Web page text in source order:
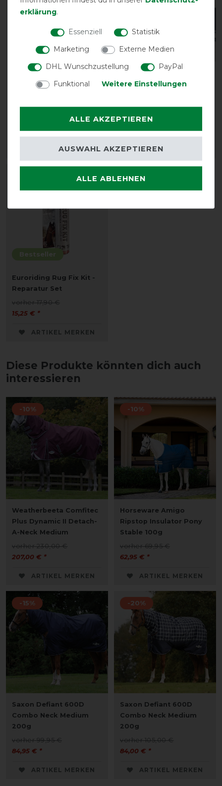
Weatherbeeta
Bauchgurt-Schnallen 6er
vorher 3,45 €
ARTIKEL MERKEN
Weatherbeeta 1200D
Breite Lasche
4er-Set
vorher 120,00 €
108,00 € *
ARTIKEL MERKEN
Bestseller
Euroriding Rug Fix Kit -
Reparatur Set
vorher 17,90 €
15,25 € *
ARTIKEL MERKEN
Diese Produkte könnten dich auch
interessieren
-10%
Weatherbeeta Comfitec
Plus Dynamic II Detach-
A-Neck Medium
vorher 230,00 €
207,00 € *
ARTIKEL MERKEN
-10%
Horseware Amigo
Ripstop Insulator Pony
Stable 100g
vorher 69,95 €
62,95 € *
ARTIKEL MERKEN
-15%
Saxon Defiant 600D
Combo Neck Medium
200g
vorher 99,95 €
84,95 € *
ARTIKEL MERKEN
-20%
Saxon Defiant 600D
Combo Neck Medium
200g
vorher 105,00 €
84,00 € *
ARTIKEL MERKEN
erklärung.
Essenziell
Statistik
Marketing
Externe Medien
DHL Wunschzustellung
PayPal
Funktional
Weitere Einstellungen
ALLE AKZEPTIEREN
ALLE ABLEHNEN
AUSWAHL AKZEPTIEREN